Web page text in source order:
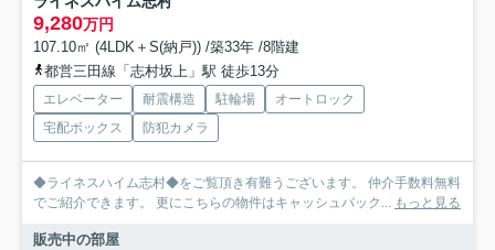
9,280万円
107.10㎡ (4LDK＋S(納戸)) /築33年 /8階建
都営三田線「志村坂上」駅 徒歩13分
エレベーター 耐震構造 駐輪場
オートロック
宅配ボックス
防犯カメラ
◆ライネスハイム志村◆をご覧頂き有難うございます。 仲介手数料無料
でご紹介できます。 更にこちらの物件はキャッシュバック... もっと見る
販売中の部屋